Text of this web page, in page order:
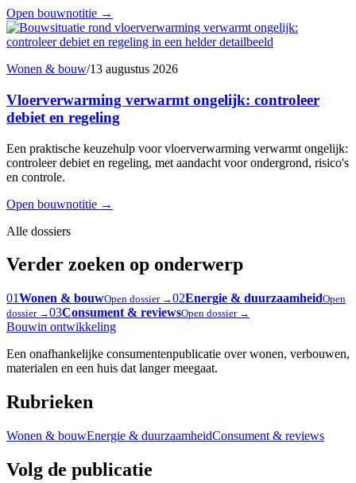
Open bouwnotitie →
Wonen & bouw/13 augustus 2026
Vloerverwarming verwarmt ongelijk: controleer
debiet en regeling
Een praktische keuzehulp voor vloerverwarming verwarmt ongelijk:
controleer debiet en regeling, met aandacht voor ondergrond, risico's
en controle.
Open bouwnotitie →
Alle dossiers
Verder zoeken op onderwerp
01Wonen & bouwOpen dossier →02Energie & duurzaamheidOpen
dossier →03Consument & reviewsOpen dossier →
Bouwin ontwikkeling
Een onafhankelijke consumentenpublicatie over wonen, verbouwen,
materialen en een huis dat langer meegaat.
Rubrieken
Wonen & bouwEnergie & duurzaamheidConsument & reviews
Volg de publicatie